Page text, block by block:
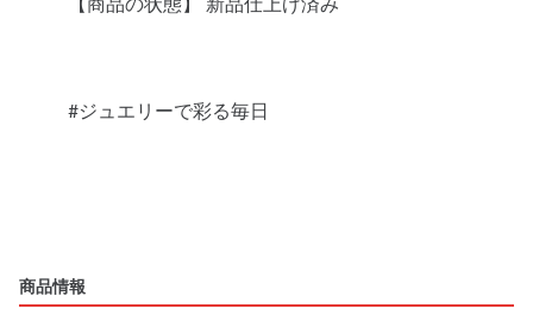
#ジュエリーで彩る毎日
商品情報